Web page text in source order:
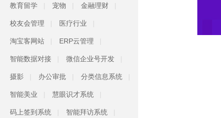
教育留学 宠物 金融理财
校友会管理 医疗行业
淘宝客网站 ERP云管理
智能数据对接 微信企业号开发
摄影 办公审批 分类信息系统
智能美业 慧眼识才系统
码上签到系统 智能拜访系统